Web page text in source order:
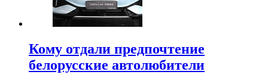
Кому отдали предпочтение
белорусские автолюбители